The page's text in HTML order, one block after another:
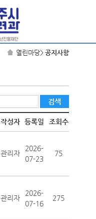
열린마당> 공지사항
작성자 등록일 조회수
관리자
2026-
07-23
75
관리자
2026-
07-16
275